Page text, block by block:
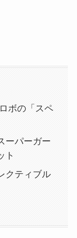
ボの「スペ
ーパーガー
ト
クティブル